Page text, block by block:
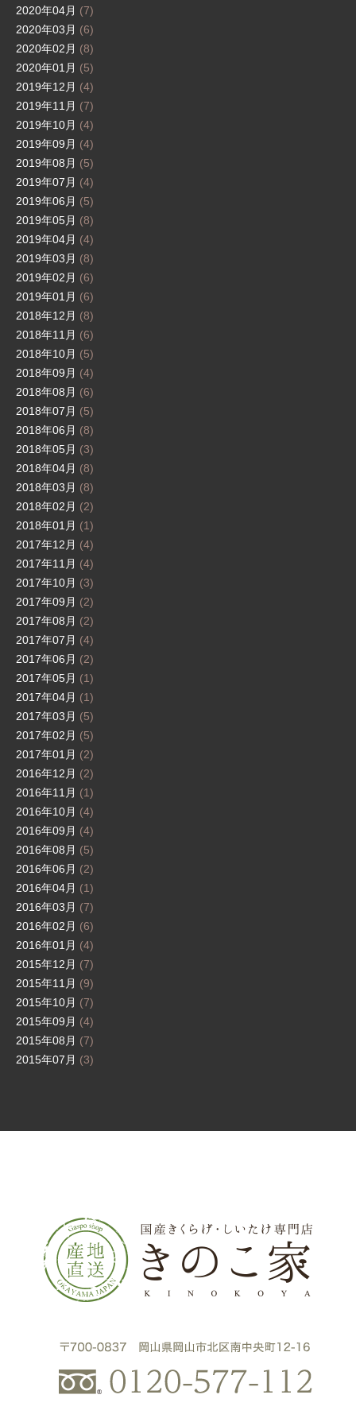
2020年04月 (7)
2020年03月 (6)
2020年02月 (8)
2020年01月 (5)
2019年12月 (4)
2019年11月 (7)
2019年10月 (4)
2019年09月 (4)
2019年08月 (5)
2019年07月 (4)
2019年06月 (5)
2019年05月 (8)
2019年04月 (4)
2019年03月 (8)
2019年02月 (6)
2019年01月 (6)
2018年12月 (8)
2018年11月 (6)
2018年10月 (5)
2018年09月 (4)
2018年08月 (6)
2018年07月 (5)
2018年06月 (8)
2018年05月 (3)
2018年04月 (8)
2018年03月 (8)
2018年02月 (2)
2018年01月 (1)
2017年12月 (4)
2017年11月 (4)
2017年10月 (3)
2017年09月 (2)
2017年08月 (2)
2017年07月 (4)
2017年06月 (2)
2017年05月 (1)
2017年04月 (1)
2017年03月 (5)
2017年02月 (5)
2017年01月 (2)
2016年12月 (2)
2016年11月 (1)
2016年10月 (4)
2016年09月 (4)
2016年08月 (5)
2016年06月 (2)
2016年04月 (1)
2016年03月 (7)
2016年02月 (6)
2016年01月 (4)
2015年12月 (7)
2015年11月 (9)
2015年10月 (7)
2015年09月 (4)
2015年08月 (7)
2015年07月 (3)